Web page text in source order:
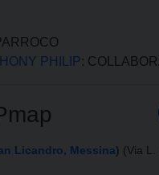
PHILIP:
Licandro, Messina) (Via